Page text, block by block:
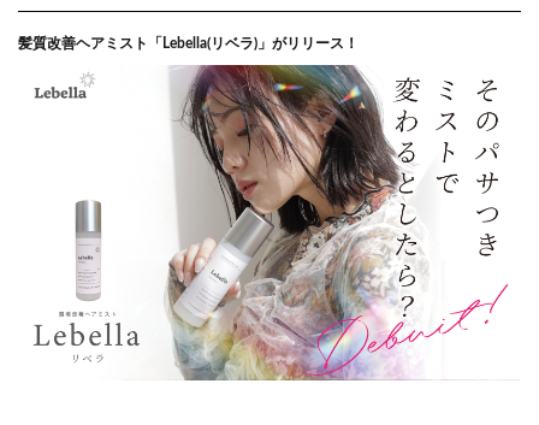
髪質改善ヘアミスト「Lebella(リベラ)」がリリース！